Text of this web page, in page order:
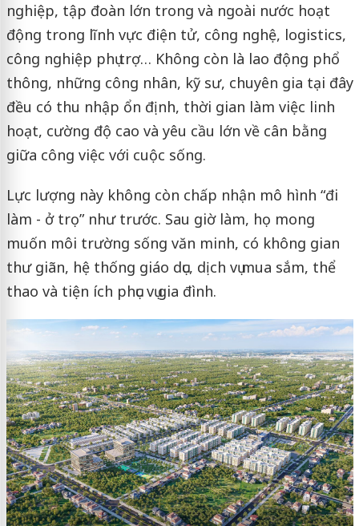
nghiệp, tập đoàn lớn trong và ngoài nước hoạt
động trong lĩnh vực điện tử, công nghệ, logistics,
công nghiệp phụ trợ… Không còn là lao động phổ
thông, những công nhân, kỹ sư, chuyên gia tại đây
đều có thu nhập ổn định, thời gian làm việc linh
hoạt, cường độ cao và yêu cầu lớn về cân bằng
giữa công việc với cuộc sống.
Lực lượng này không còn chấp nhận mô hình “đi
làm - ở trọ” như trước. Sau giờ làm, họ mong
muốn môi trường sống văn minh, có không gian
thư giãn, hệ thống giáo dục, dịch vụ mua sắm, thể
thao và tiện ích phục vụ gia đình.